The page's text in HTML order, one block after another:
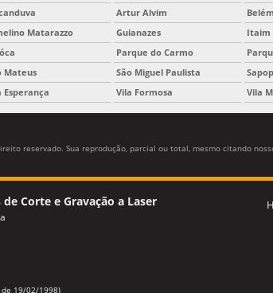
Artur Alvim Belém
Matarazzo Guianazes Itaim
Parque do Carmo
Mateus São Miguel Paulista
Esperança Vila Formosa Vila
reservado. Sua reprodução, parcial ou total, mesmo citando
Corte e Gravação a Laser
de 19/02/1998)